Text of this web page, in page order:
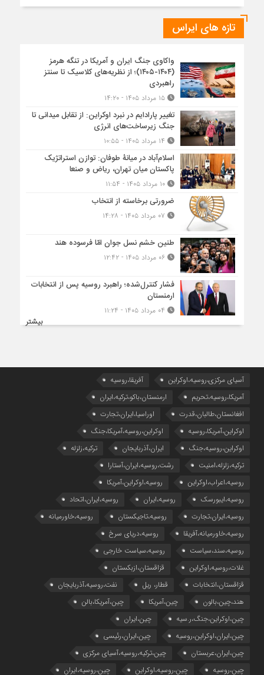
تازه های ایراس
واکاوی جنگ ایران و آمریکا در تنگه هرمز
(۱۴۰۴-۱۴۰۵)؛ از نظریه‌های کلاسیک تا سنتز
راهبردی
۱۵ مرداد ۱۴۰۵ - ۱۴:۲۰
تغییر پارادایم در نبرد اوکراین: از تقابل میدانی تا
جنگ زیرساخت‌های انرژی
اسلام‌آباد در میانۀ طوفان: توازن استراتژیک
پاکستان میان تهران، ریاض و صنعا
۱۰ مرداد ۱۴۰۵ - ۱۱:۵۴
ضرورتی برخاسته از انتخاب
طنین خشم نسل جوان امّا فرسوده هند
۰۶ مرداد ۱۴۰۵ - ۱۲:۴۲
فشار کنترل‌شده؛ راهبرد روسیه پس از انتخابات
ارمنستان
بیشتر
آسیای مرکزی،روسیه،اوکراین
آفریقا،روسیه
آمریکا،روسیه،تحریم
ارمنستان،باکو،ترکیه،ایران
افغانستان،طالبان،قدرت
اوراسیا،ایران،تجارت
اوکراین،آمریکا،روسیه
اوکراین،روسیه،آمریکا،جنگ
اوکراین،روسیه،جنگ
ایران،آذربایجان
ترکیه،زلزله
ترکیه،زلزله،امنیت
رشت،روسیه،ایران،آستارا
روسیه،اعراب،اوکراین
روسیه،اوکراین،آمریکا
روسیه،ایبورسک
روسیه،ایران
روسیه،ایران،اتحاد
روسیه،ایران،تجارت
روسیه،تاجیکستان
روسیه،خاورمیانه
روسیه،خاورمیانه،آفریقا
روسیه،دریای سرخ
روسیه،سند،سیاست
روسیه،سیاست خارجی
غلات،روسیه،اوکراین
قزاقستان،ازبکستان
قزاقستان،انتخابات
قطار، ریل
نفت،روسیه،آذربایجان
هند،چین،بالون
چین،آمریکا
چین،آمریکا،بالن
چین،اوکراین،جنگ،ر.سیه
چین،ایران
چین،ایران،اوکراین،روسیه
چین،ایران،رئیسی
چین،ایران،عربستان
چین،ترکیه،روسیه،آسیای مرکزی
چین،روسیه
چین،روسیه،اوکراین چین،روسیه،ایران